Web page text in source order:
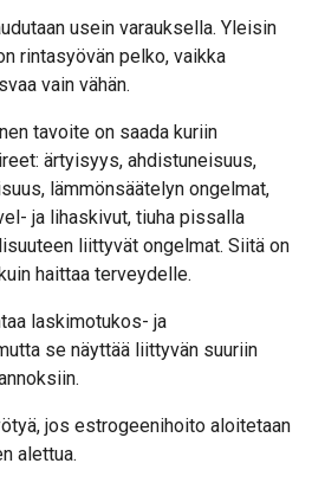
usein varauksella. Yleisin
rintasyövän pelko, vaikka
vain vähän.
tavoite on saada kuriin
ärtyisyys, ahdistuneisuus,
lämmönsäätelyn ongelmat,
ja lihaskivut, tiuha pissalla
liittyvät ongelmat. Siitä on
haittaa terveydelle.
laskimotukos- ja
se näyttää liittyvän suuriin
jos estrogeenihoito aloitetaan
alettua.